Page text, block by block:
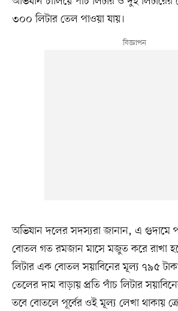
৩০০ লিটার তেল পাওয়া যায়।
অভিযান দলের সদস্যরা জানান, এ গুদামে
বোতল গত রমজান মাসে মজুত করে রাখা
লিটার এক বোতল সয়াবিনের মূল্য ৭৯৫
তেলের দাম বাড়ায় প্রতি পাঁচ লিটার
তবে বোতলে পূর্বের ওই মূল্য লেখা থাকায়